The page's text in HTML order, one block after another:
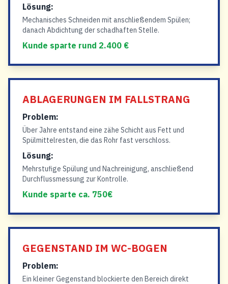
Lösung:
Mechanisches Schneiden mit anschließendem Spülen;
danach Abdichtung der schadhaften Stelle.
Kunde sparte rund 2.400 €
ABLAGERUNGEN IM FALLSTRANG
Problem:
Über Jahre entstand eine zähe Schicht aus Fett und
Spülmittelresten, die das Rohr fast verschloss.
Lösung:
Mehrstufige Spülung und Nachreinigung, anschließend
Durchflussmessung zur Kontrolle.
Kunde sparte ca. 750€
GEGENSTAND IM WC-BOGEN
Problem:
Ein kleiner Gegenstand blockierte den Bereich direkt